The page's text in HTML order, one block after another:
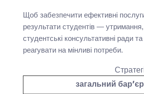
Щоб забезпечити ефективні
результати студентів —
студентські консультативні ради
реагувати на мінливі потреби.
загальний бар’єр